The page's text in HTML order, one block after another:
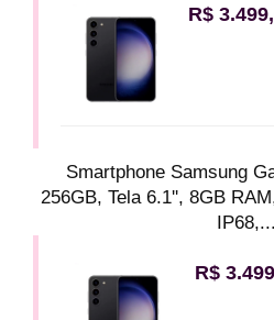
R$
Smartphone Samsung
256GB, Tela 6.1'', 8GB
IP68,...
R$